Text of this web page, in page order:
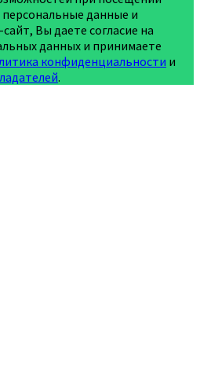
персональные данные и
Вы даете согласие на
данных и принимаете
конфиденциальности и
.